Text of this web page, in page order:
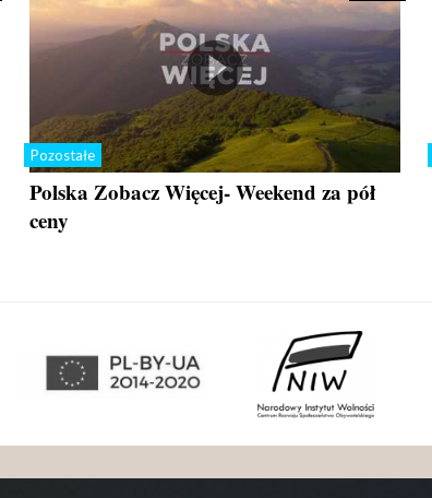
Pozostałe
Polska Zobacz Więcej- Weekend za pół
ceny